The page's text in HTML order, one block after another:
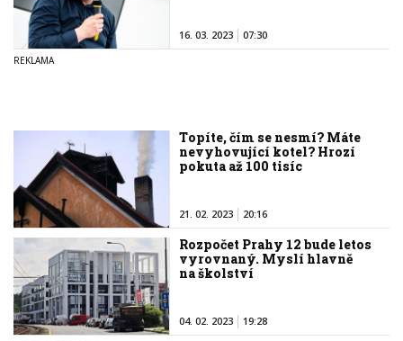
16. 03. 2023 07:30
Topíte, čím se nesmí? Máte
nevyhovující kotel? Hrozí
pokuta až 100 tisíc
21. 02. 2023 20:16
Rozpočet Prahy 12 bude letos
vyrovnaný. Myslí hlavně
na školství
04. 02. 2023 19:28